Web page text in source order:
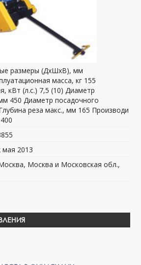
размеры (ДхШхВ), мм
масса, кг 155
кВт (л.с.) 7,5 (10) Диаметр
450 Диаметр посадочного
реза макс., мм 165 Производи
мая 2013
Москва и Московская обл.,